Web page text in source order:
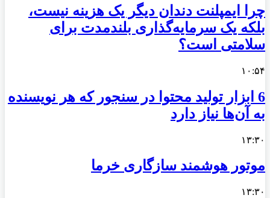
چرا ایمپلنت دندان دیگر یک هزینه نیست،
بلکه یک سرمایه‌گذاری بلندمدت برای
سلامتی است؟
۱۰:۵۴
6 ابزار تولید محتوا در سنجور که هر نویسنده
به آن‌ها نیاز دارد
۱۳:۳۰
موتور هوشمند سازگاری خرما
۱۳:۳۰